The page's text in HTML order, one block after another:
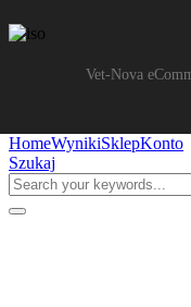
Vet-Nova
HomeWynikiSklepKonto
Szukaj